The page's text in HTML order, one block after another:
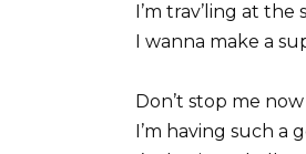
I’m trav’ling at
I wanna make a
Don’t stop me now
I’m having such a